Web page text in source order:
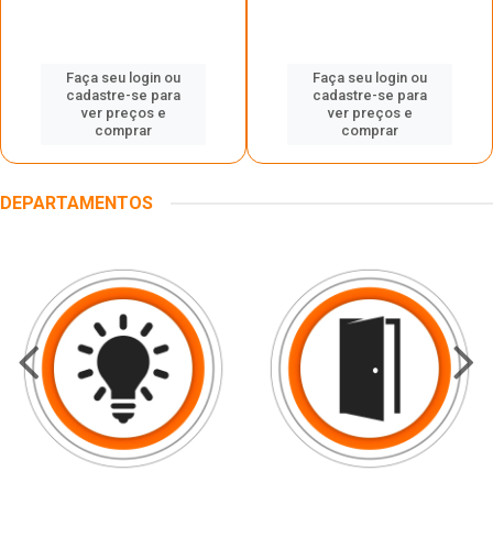
Faça seu login ou
cadastre-se para
ver preços e
comprar
Faça seu login ou
cadastre-se para
ver preços e
comprar
DEPARTAMENTOS